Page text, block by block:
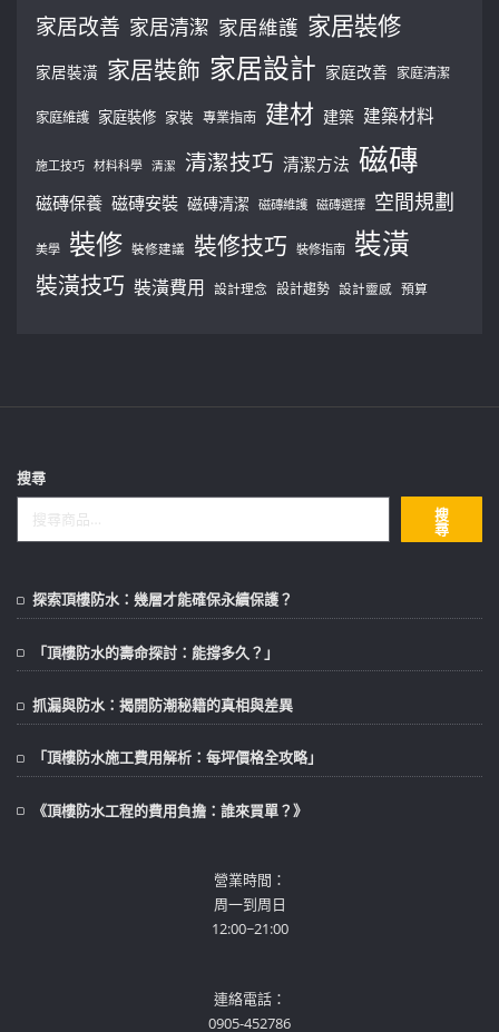
家居改善 家居清潔 家居維護 家居裝修
家居裝潢 家居裝飾 家居設計 家庭改善 家庭清潔
家庭維護 家庭裝修 家裝 專業指南 建材 建築 建築材料
施工技巧 材料科學 清潔 清潔技巧 清潔方法 磁磚
磁磚保養 磁磚安裝 磁磚清潔 磁磚維護 磁磚選擇 空間規劃
美學 裝修 裝修建議 裝修技巧 裝修指南 裝潢
裝潢技巧 裝潢費用 設計理念 設計趨勢 設計靈感 預算
搜尋
搜
尋
探索頂樓防水：幾層才能確保永續保護？
「頂樓防水的壽命探討：能撐多久？」
抓漏與防水：揭開防潮秘籍的真相與差異
「頂樓防水施工費用解析：每坪價格全攻略」
《頂樓防水工程的費用負擔：誰來買單？》
營業時間：
周一到周日
12:00~21:00
連絡電話：
0905-452786